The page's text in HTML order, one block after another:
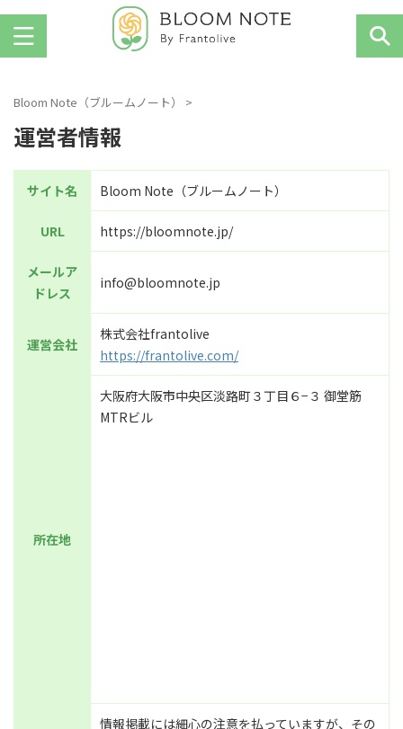
Bloom Note（ブルームノート） >
運営者情報
サイト名 Bloom Note（ブルームノート）
URL https://bloomnote.jp/
メールア
ドレス
info@bloomnote.jp
運営会社
株式会社frantolive
https://frantolive.com/
所在地
大阪府大阪市中央区淡路町３丁目６−３ 御堂筋
MTRビル
情報掲載には細心の注意を払っていますが、その